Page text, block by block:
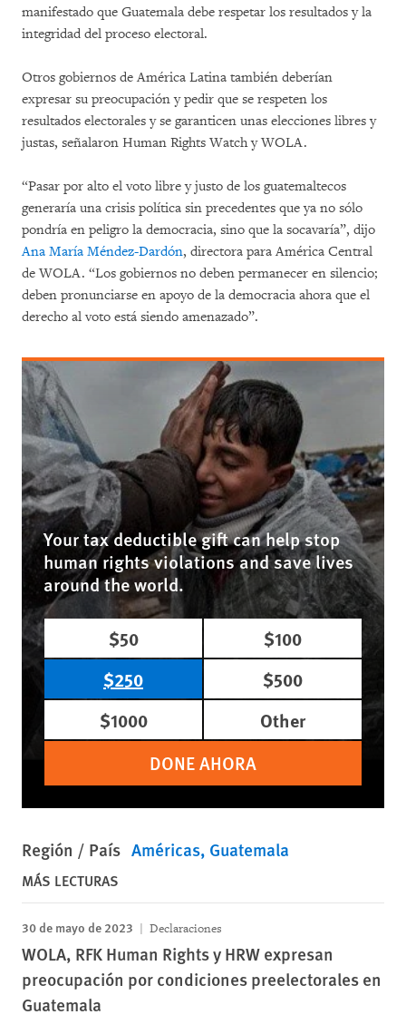
manifestado que Guatemala debe respetar los resultados y la
integridad del proceso electoral.
Otros gobiernos de América Latina también deberían
expresar su preocupación y pedir que se respeten los
resultados electorales y se garanticen unas elecciones libres y
justas, señalaron Human Rights Watch y WOLA.
“Pasar por alto el voto libre y justo de los guatemaltecos
generaría una crisis política sin precedentes que ya no sólo
pondría en peligro la democracia, sino que la socavaría”, dijo
Ana María Méndez-Dardón, directora para América Central
de WOLA. “Los gobiernos no deben permanecer en silencio;
deben pronunciarse en apoyo de la democracia ahora que el
derecho al voto está siendo amenazado”.
Your tax deductible gift can help stop
human rights violations and save lives
around the world.
$50
$100
$250
$500
$1000
Other
DONE AHORA
Región / País Américas Guatemala
MÁS LECTURAS
30 de mayo de 2023 Declaraciones
WOLA, RFK Human Rights y HRW expresan
preocupación por condiciones preelectorales en
Guatemala